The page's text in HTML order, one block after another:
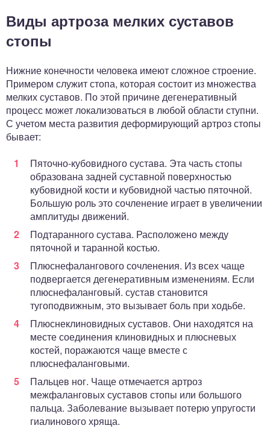
Виды артроза мелких суставов
стопы
Нижние конечности человека имеют сложное строение.
Примером служит стопа, которая состоит из множества
мелких суставов. По этой причине дегенеративный
процесс может локализоваться в любой области ступни.
С учетом места развития деформирующий артроз стопы
бывает:
Пяточно-кубовидного сустава. Эта часть стопы
образована задней суставной поверхностью
кубовидной кости и кубовидной частью пяточной.
Большую роль это сочленение играет в увеличении
амплитуды движений.
Подтаранного сустава. Расположено между
пяточной и таранной костью.
Плюснефалангового сочленения. Из всех чаще
подвергается дегенеративным изменениям. Если
плюснефаланговый. сустав становится
тугоподвижным, это вызывает боль при ходьбе.
Плюснеклиновидных суставов. Они находятся на
месте соединения клиновидных и плюсневых
костей, поражаются чаще вместе с
плюснефаланговыми.
Пальцев ног. Чаще отмечается артроз
межфаланговых суставов стопы или большого
пальца. Заболевание вызывает потерю упругости
гиалинового хряща.